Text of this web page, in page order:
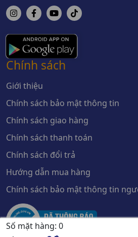
Số mặt hàng: 0
Chính sách
Giới thiệu
Chính sách bảo mật thông tin
Chính sách giao hàng
Chính sách thanh toán
Chính sách đổi trả
Hướng dẫn mua hàng
Chính sách bảo mật thông tin